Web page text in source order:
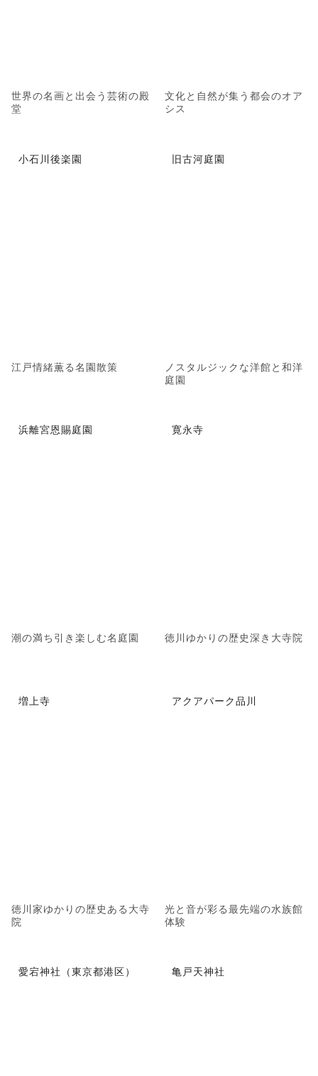
世界の名画と出会う芸術の殿
堂
文化と自然が集う都会のオア
シス
小石川後楽園
江戸情緒薫る名園散策
旧古河庭園
ノスタルジックな洋館と和洋
庭園
浜離宮恩賜庭園
潮の満ち引き楽しむ名庭園
寛永寺
徳川ゆかりの歴史深き大寺院
増上寺
徳川家ゆかりの歴史ある大寺
院
アクアパーク品川
光と音が彩る最先端の水族館
体験
愛宕神社（東京都港区） 亀戸天神社